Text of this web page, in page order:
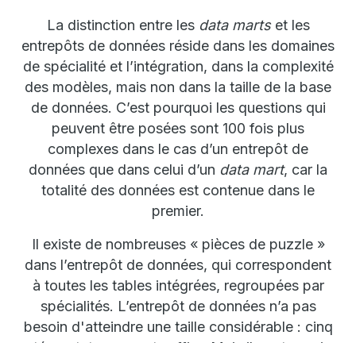
La distinction entre les data martset les
entrepôts de données réside dans les domaines
de spécialité et l’intégration, dans la complexité
des modèles, mais non dans la taille de la base
de données. C’est pourquoi les questions qui
peuvent être posées sont 100 fois plus
complexes dans le cas d’un entrepôt de
données que dans celui d’un data mart, car la
totalité des données est contenue dans le
premier.
Il existe de nombreuses « pièces de puzzle »
dans l’entrepôt de données, qui correspondent
à toutes les tables intégrées, regroupées par
spécialités. L’entrepôt de données n’a pas
besoin d'atteindre une taille considérable : cinq